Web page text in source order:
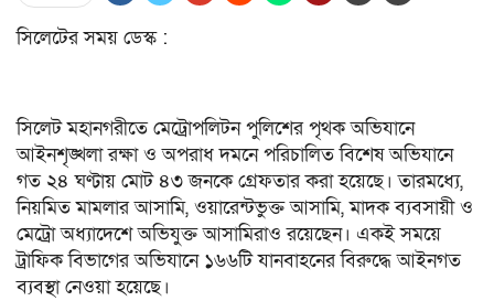
সিলেটের সময় ডেস্ক :
সিলেট মহানগরীতে মেট্রোপলিটন পুলিশের পৃথক অভিযানে
আইনশৃঙ্খলা রক্ষা ও অপরাধ দমনে পরিচালিত বিশেষ অভিযানে
গত ২৪ ঘণ্টায় মোট ৪৩ জনকে গ্রেফতার করা হয়েছে। তারমধ্যে,
নিয়মিত মামলার আসামি, ওয়ারেন্টভুক্ত আসামি, মাদক ব্যবসায়ী ও
মেট্রো অধ্যাদেশে অভিযুক্ত আসামিরাও রয়েছেন। একই সময়ে
ট্রাফিক বিভাগের অভিযানে ১৬৬টি যানবাহনের বিরুদ্ধে আইনগত
ব্যবস্থা নেওয়া হয়েছে।